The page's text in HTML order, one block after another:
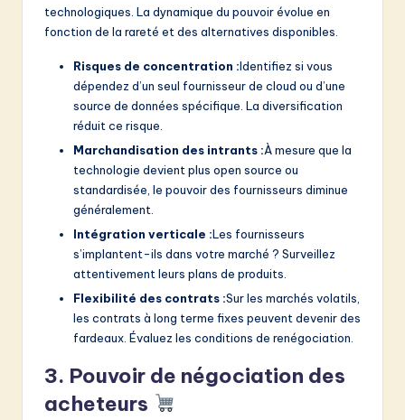
technologiques. La dynamique du pouvoir évolue en
fonction de la rareté et des alternatives disponibles.
Risques de concentration :Identifiez si vous
dépendez d’un seul fournisseur de cloud ou d’une
source de données spécifique. La diversification
réduit ce risque.
Marchandisation des intrants :À mesure que la
technologie devient plus open source ou
standardisée, le pouvoir des fournisseurs diminue
généralement.
Intégration verticale :Les fournisseurs
s’implantent-ils dans votre marché ? Surveillez
attentivement leurs plans de produits.
Flexibilité des contrats :Sur les marchés volatils,
les contrats à long terme fixes peuvent devenir des
fardeaux. Évaluez les conditions de renégociation.
3. Pouvoir de négociation des
acheteurs